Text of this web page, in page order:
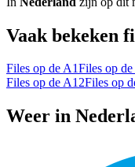
Vaak bekeken
Files op de A1Files op
Files op de A12Files op
Weer in